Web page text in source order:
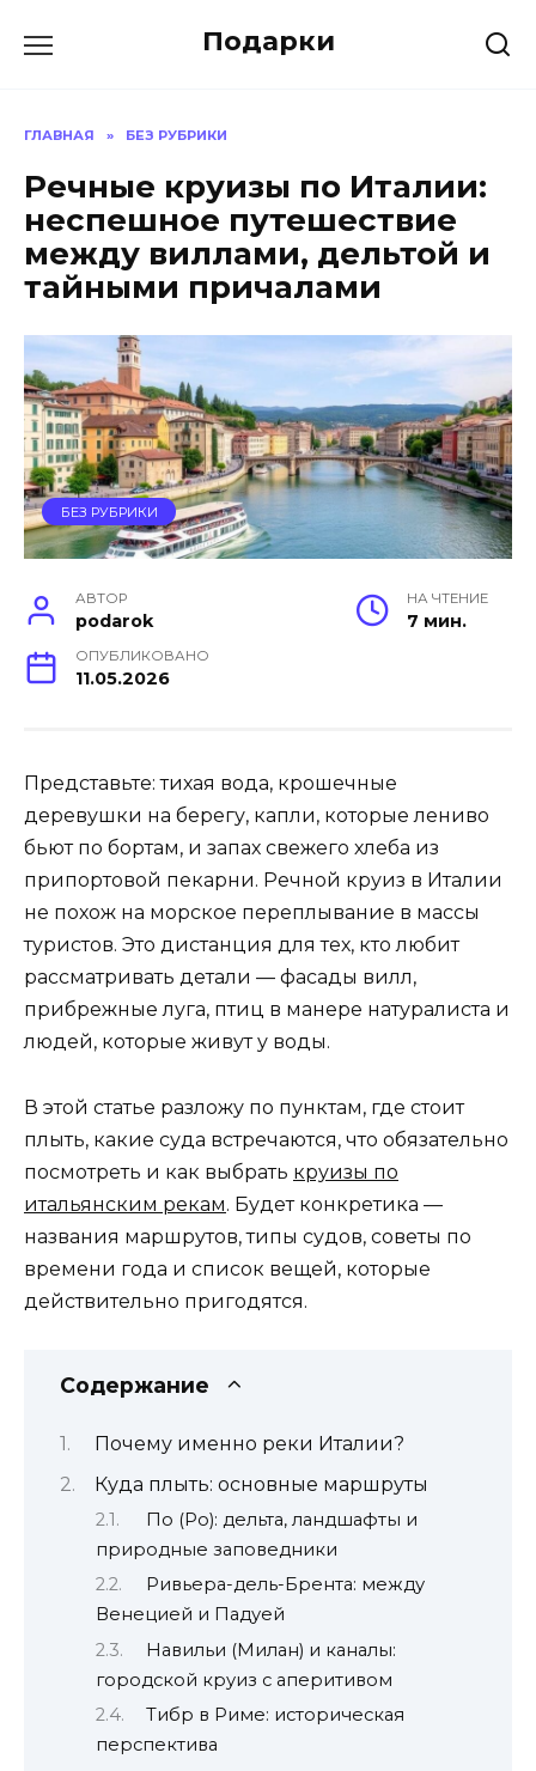
Подарки
ГЛАВНАЯ » БЕЗ РУБРИКИ
Речные круизы по Италии:
неспешное путешествие
между виллами, дельтой и
тайными причалами
БЕЗ РУБРИКИ
АВТОР
podarok
НА ЧТЕНИЕ
7 мин.
ОПУБЛИКОВАНО
11.05.2026
Представьте: тихая вода, крошечные
деревушки на берегу, капли, которые лениво
бьют по бортам, и запах свежего хлеба из
припортовой пекарни. Речной круиз в Италии
не похож на морское переплывание в массы
туристов. Это дистанция для тех, кто любит
рассматривать детали — фасады вилл,
прибрежные луга, птиц в манере натуралиста и
людей, которые живут у воды.
В этой статье разложу по пунктам, где стоит
плыть, какие суда встречаются, что обязательно
посмотреть и как выбрать круизы по
итальянским рекам. Будет конкретика —
названия маршрутов, типы судов, советы по
времени года и список вещей, которые
действительно пригодятся.
Содержание
Почему именно реки Италии?
Куда плыть: основные маршруты
По (Po): дельта, ландшафты и
природные заповедники
Ривьера-дель-Брента: между
Венецией и Падуей
Навильи (Милан) и каналы:
городской круиз с аперитивом
Тибр в Риме: историческая
перспектива